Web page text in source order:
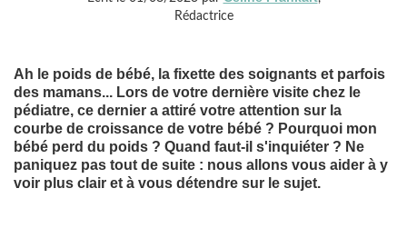
Rédactrice
Ah le poids de bébé, la fixette des soignants et parfois
des mamans... Lors de votre dernière visite chez le
pédiatre, ce dernier a attiré votre attention sur la
courbe de croissance de votre bébé ? Pourquoi mon
bébé perd du poids ? Quand faut-il s'inquiéter ? Ne
paniquez pas tout de suite : nous allons vous aider à y
voir plus clair et à vous détendre sur le sujet.